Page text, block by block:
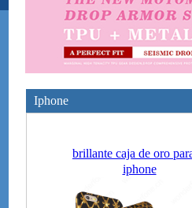
Iphone
brillante caja de oro
iphone